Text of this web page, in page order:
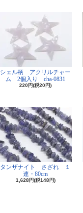
シェル柄 アクリルチャー
ム 2個入り cha-0831
220円(税20円)
タンザナイト さざれ １
連・80cm
1,628円(税148円)